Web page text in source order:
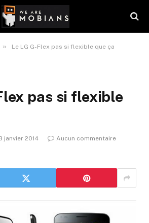
» Le LG G-Flex pas si flexible que ça
pas si flexible
janvier 2014
Aucun commentaire